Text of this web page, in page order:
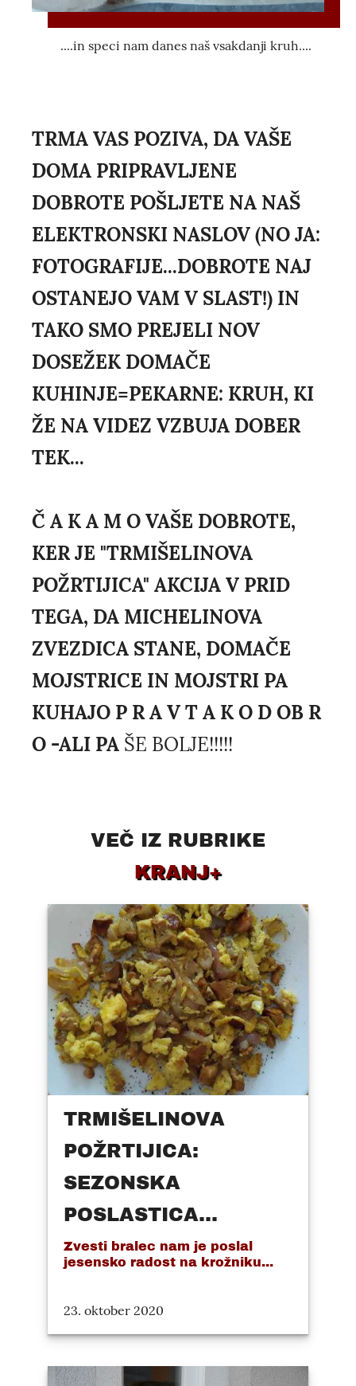
....in speci nam danes naš vsakdanji kruh....
TRMA VAS POZIVA, DA VAŠE
DOMA PRIPRAVLJENE
DOBROTE POŠLJETE NA NAŠ
ELEKTRONSKI NASLOV (NO JA:
FOTOGRAFIJE...DOBROTE NAJ
OSTANEJO VAM V SLAST!) IN
TAKO SMO PREJELI NOV
DOSEŽEK DOMAČE
KUHINJE=PEKARNE: KRUH, KI
ŽE NA VIDEZ VZBUJA DOBER
TEK...
Č A K A M O VAŠE DOBROTE,
KER JE "TRMIŠELINOVA
POŽRTIJICA" AKCIJA V PRID
TEGA, DA MICHELINOVA
ZVEZDICA STANE, DOMAČE
MOJSTRICE IN MOJSTRI PA
KUHAJO P R A V T A K O D OB R
O -ALI PA ŠE BOLJE!!!!!
VEČ IZ RUBRIKE
KRANJ+
TRMIŠELINOVA
POŽRTIJICA:
SEZONSKA
POSLASTICA...
Zvesti bralec nam je poslal
jesensko radost na krožniku...
23. oktober 2020